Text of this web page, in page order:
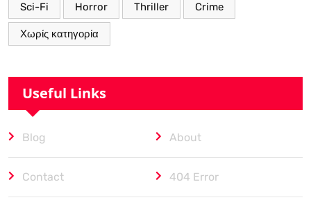
Sci-Fi Horror Thriller Crime
Χωρίς κατηγορία
Useful Links
Blog About
Contact 404 Error